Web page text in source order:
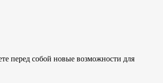
перед собой новые возможности для